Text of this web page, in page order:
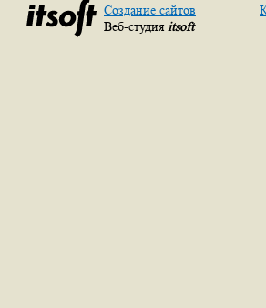
Создание сайтов
Веб-студия itsoft